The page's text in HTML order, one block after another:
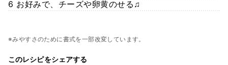
6 お好みで、チーズや卵黄のせる♫
※みやすさのために書式を一部改変しています。
このレシピをシェアする